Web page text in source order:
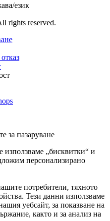
език
rights reserved.
за пазаруване
използваме „бисквитки“ и
персонализирано
потребители, тяхното
Тези данни използваме
уебсайт, за показване на
както и за анализ на